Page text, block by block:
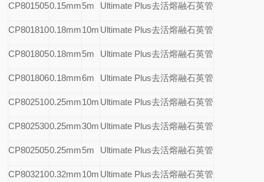
CP8015050.15mm5m Ultimate Plus去活熔融石英管
CP8018100.18mm10m Ultimate Plus去活熔融石英管
CP8018050.18mm5m Ultimate Plus去活熔融石英管
CP8018060.18mm6m Ultimate Plus去活熔融石英管
CP8025100.25mm10m Ultimate Plus去活熔融石英管
CP8025300.25mm30m Ultimate Plus去活熔融石英管
CP8025050.25mm5m Ultimate Plus去活熔融石英管
CP8032100.32mm10m Ultimate Plus去活熔融石英管